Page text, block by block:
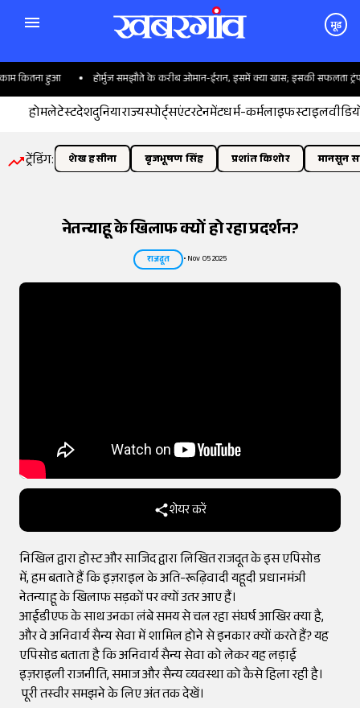
मूड
हुआ होर्मुज समझौते के करीब ओमान-ईरान, इसमें क्या खास; इसकी सफलता ट्रंप पर क्यों
होमलेटेस्टदेशदुनियाराज्यस्पोर्ट्सएंटरटेनमेंटधर्म-कर्मलाइफस्टाइल
ट्रेंडिंग: शेख हसीना बृजभूषण सिंह प्रशांत किशोर मानसून
नेतन्याहू के खिलाफ क्यों हो रहा प्रदर्शन?
राजदूत •Nov 05 2025
शेयर करें
निखिल द्वारा होस्ट और साजिद द्वारा लिखित राजदूत के इस एपिसोड
में, हम बताते हैं कि इज़राइल के अति-रूढ़िवादी यहूदी प्रधानमंत्री
नेतन्याहू के खिलाफ सड़कों पर क्यों उतर आए हैं।
आईडीएफ के साथ उनका लंबे समय से चल रहा संघर्ष आखिर क्या है,
और वे अनिवार्य सैन्य सेवा में शामिल होने से इनकार क्यों करते हैं? यह
एपिसोड बताता है कि अनिवार्य सैन्य सेवा को लेकर यह लड़ाई
इज़राइली राजनीति, समाज और सैन्य व्यवस्था को कैसे हिला रही है।
पूरी तस्वीर समझने के लिए अंत तक देखें।